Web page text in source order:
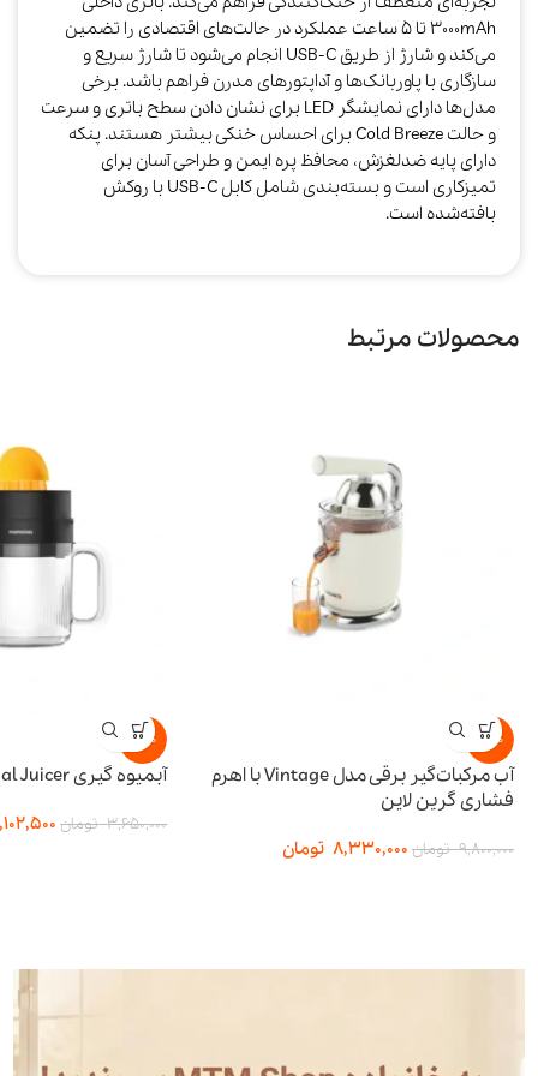
3000mAh تا 5 ساعت عملکرد در حالت‌های اقتصادی را تضمین
می‌کند و شارژ از طریق USB‑C انجام می‌شود تا شارژ سریع و
سازگاری با پاوربانک‌ها و آداپتورهای مدرن فراهم باشد. برخی
مدل‌ها دارای نمایشگر LED برای نشان دادن سطح باتری و سرعت
و حالت Cold Breeze برای احساس خنکی بیشتر هستند. پنکه
دارای پایه ضدلغزش، محافظ پره ایمن و طراحی آسان برای
تمیزکاری است و بسته‌بندی شامل کابل USB‑C با روکش
بافته‌شده است.
محصولات مرتبط
-15%
آب مرکبات‌گیر برقی مدل Vintage با اهرم
فشاری گرین لاین
9,800,000 تومان8,330,000 تومان
-15%
آبمیوه گیری BI-Directional Juicer پرودو
3,650,000 تومان3,102,500